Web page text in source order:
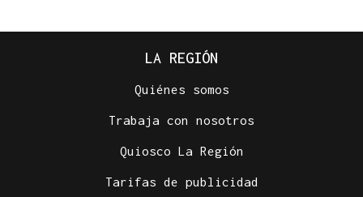
LA REGIÓN
Quiénes somos
Trabaja con nosotros
Quiosco La Región
Tarifas de publicidad